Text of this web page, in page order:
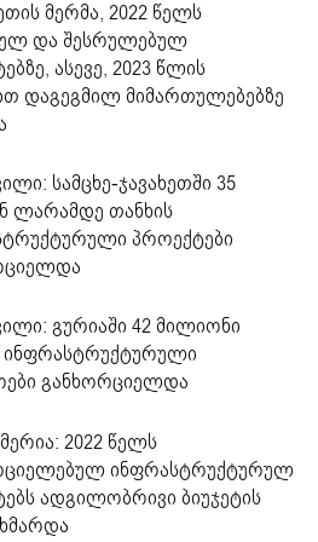
მერმა, 2022 წელს
და შესრულებულ
ასევე, 2023 წლის
დაგეგმილ მიმართულებებზე
სამცხე-ჯავახეთში 35
ლარამდე თანხის
პროექტები
გურიაში 42 მილიონი
განხორციელდა
2022 წელს
ინფრასტრუქტურულ
ადგილობრივი ბიუჯეტის